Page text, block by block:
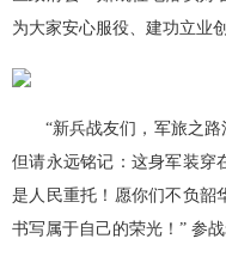
为大家安心服役、建功立业
“新兵战友们，军旅之
但请永远铭记：这身军装穿
是人民重托！愿你们不负韶
书写属于自己的荣光！” 参